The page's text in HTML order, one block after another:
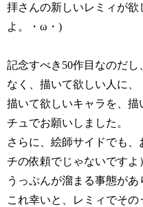
拝さんの新しいレミィが欲
よ。・ω・)
記念すべき50作目なのだし
なく、描いて欲しい人に、
描いて欲しいキャラを、描
チュでお願いしました。
さらに、絵師サイドでも、
チの依頼でじゃないですよ
うっぷんが溜まる事態が
これ幸いと、レミィでその